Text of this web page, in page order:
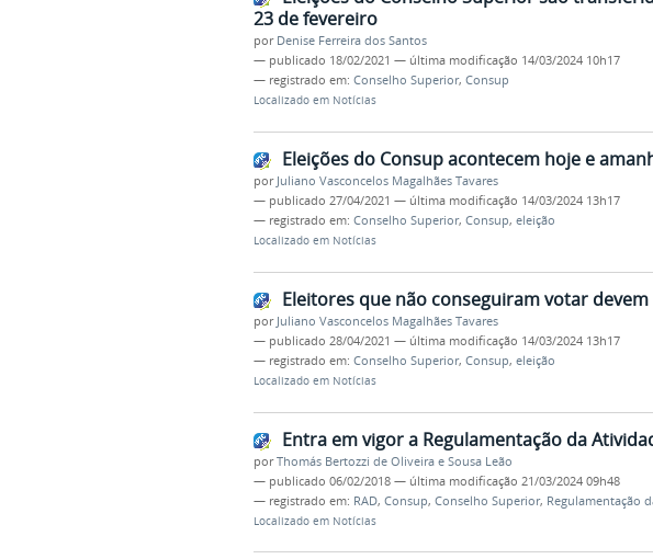
23 de fevereiro
por Denise Ferreira dos Santos
— publicado 18/02/2021 — última modificação 14/03/2024 10h17
— registrado em: Conselho Superior, Consup
Localizado em Notícias
Eleições do Consup acontecem hoje e
por Juliano Vasconcelos Magalhães Tavares
— publicado 27/04/2021 — última modificação 14/03/2024 13h17
— registrado em: Conselho Superior, Consup, eleição
Localizado em Notícias
Eleitores que não conseguiram votar
por Juliano Vasconcelos Magalhães Tavares
— publicado 28/04/2021 — última modificação 14/03/2024 13h17
— registrado em: Conselho Superior, Consup, eleição
Localizado em Notícias
Entra em vigor a Regulamentação da
porThomás Bertozzi de Oliveira e Sousa Leão
— publicado 06/02/2018 — última modificação 21/03/2024 09h48
— registrado em: RAD, Consup, Conselho Superior, Regulamentação
Localizado em Notícias